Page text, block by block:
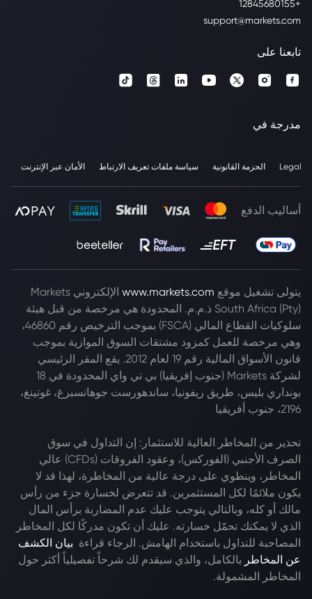
+12845680155
support@markets.com
تابعنا على
مدرجة في
Legal الحزمة القانونية سياسة ملفات تعريف الارتباط الأمان عبر الإنترنت
أساليب الدفع
يتولى تشغيل موقع www.markets.com
الإلكتروني Markets
South Africa (Pty) ذ.م.م. المحدودة هي مرخصة من قبل هيئة
سلوكيات القطاع المالي (FSCA) بموجب الترخيص رقم 46860،
وهي مرخصة للعمل كمزود مشتقات السوق الموازية بموجب
قانون الأسواق المالية رقم 19 لعام 2012. يقع المقر الرئيسي
لشركة Markets (جنوب إفريقيا) بي تي واي المحدودة في 18
بونداري بليس، طريق ريفونيا، ساندهورست جوهانسبرغ، غوتينغ،
2196، جنوب أفريقيا
تحذير من المخاطر العالية للاستثمار: إن التداول في سوق
الصرف الأجنبي (الفوركس)، وعقود الفروقات (CFDs) عالي
المخاطر، وينطوي على درجة عالية من المخاطرة، لهذا قد لا
يكون ملائمًا لكل المستثمرين. قد تتعرض لخسارة جزء من رأس
مالك أو كله، وبالتالي يتوجب عليك عدم المضاربة برأس المال
الذي لا يمكنك تحمّل خسارته. عليك أن تكون مدركًا لكل المخاطر
المصاحبة للتداول باستخدام الهامش. الرجاء قراءة بيان الكشف
عن المخاطر بالكامل، والذي سيقدم لك شرحاً تفصيلياً أكثر حول
المخاطر المشمولة.